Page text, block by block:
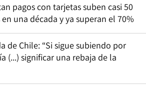
pagos con tarjetas suben casi 50
una década y ya superan el 70%
de Chile: “Si sigue subiendo por
(...) significar una rebaja de la